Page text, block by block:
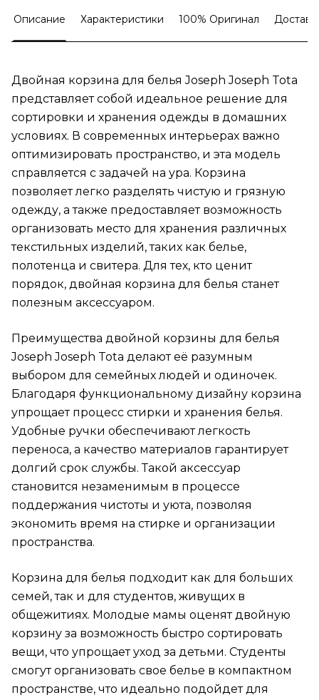
Описание Характеристики 100% Оригинал
Двойная корзина для белья Joseph Joseph Tota
представляет собой идеальное решение для
сортировки и хранения одежды в домашних
условиях. В современных интерьерах важно
оптимизировать пространство, и эта модель
справляется с задачей на ура. Корзина
позволяет легко разделять чистую и грязную
одежду, а также предоставляет возможность
организовать место для хранения различных
текстильных изделий, таких как белье,
полотенца и свитера. Для тех, кто ценит
порядок, двойная корзина для белья станет
полезным аксессуаром.
Преимущества двойной корзины для белья
Joseph Joseph Tota делают её разумным
выбором для семейных людей и одиночек.
Благодаря функциональному дизайну корзина
упрощает процесс стирки и хранения белья.
Удобные ручки обеспечивают легкость
переноса, а качество материалов гарантирует
долгий срок службы. Такой аксессуар
становится незаменимым в процессе
поддержания чистоты и уюта, позволяя
экономить время на стирке и организации
пространства.
Корзина для белья подходит как для больших
семей, так и для студентов, живущих в
общежитиях. Молодые мамы оценят двойную
корзину за возможность быстро сортировать
вещи, что упрощает уход за детьми. Студенты
смогут организовать свое белье в компактном
пространстве, что идеально подойдет для